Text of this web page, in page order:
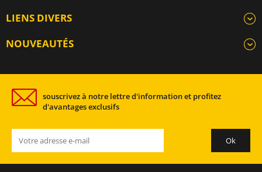
LIENS DIVERS
NOUVEAUTÉS
souscrivez à notre lettre d'information et profitez
d'avantages exclusifs